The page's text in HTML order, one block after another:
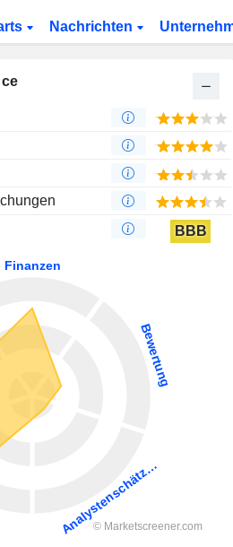
Nachrichten
BBB